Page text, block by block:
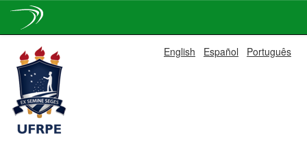
navigation
English Español Português